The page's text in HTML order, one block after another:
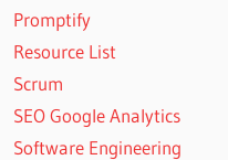
Promptify
Resource List
Scrum
SEO Google Analytics
Software Engineering